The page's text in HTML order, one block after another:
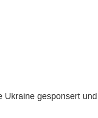
Ukraine gesponsert und